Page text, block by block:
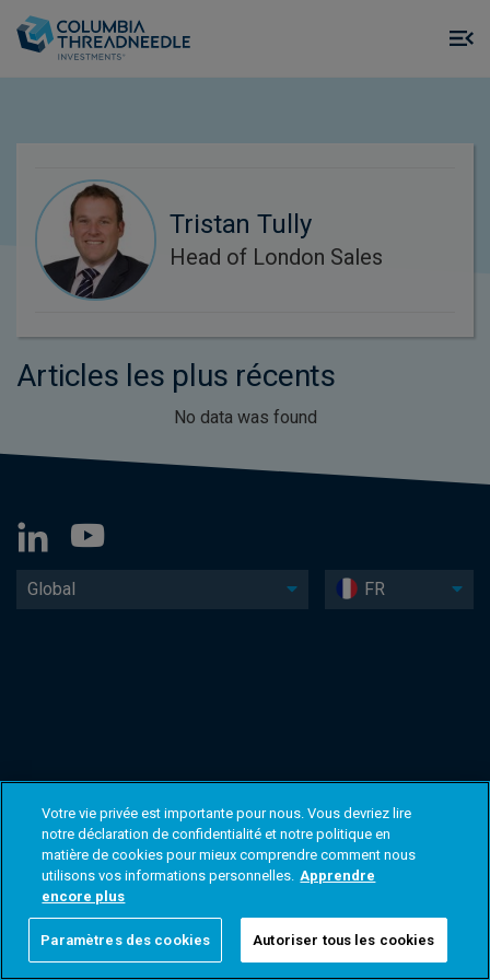
Tristan Tully
Head of London Sales
Articles les plus récents
No data was found
Global FR
Votre vie privée est importante pour nous. Vous devriez lire
notre déclaration de confidentialité et notre politique en
matière de cookies pour mieux comprendre comment nous
utilisons vos informations personnelles. Apprendre
encore plus
Paramètres des cookies Autoriser tous les cookies